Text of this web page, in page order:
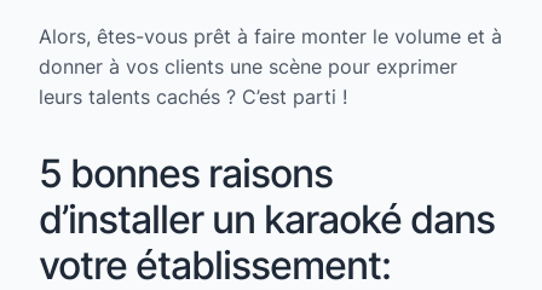
Alors, êtes-vous prêt à faire monter le volume et à
donner à vos clients une scène pour exprimer
leurs talents cachés ? C’est parti !
5 bonnes raisons
d’installer un karaoké dans
votre établissement: